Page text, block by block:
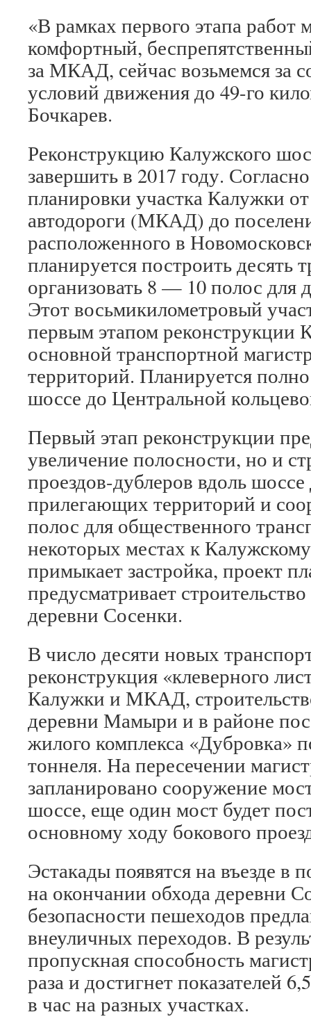
«В рамках первого этапа работ
комфортный,
за МКАД, сейчас возьмемся за
условий движения до 49-го
Бочкарев.
Реконструкцию Калужского
завершить в 2017 году.
планировки участка Калужки
автодороги (МКАД) до
расположенного в
планируется построить десять
организовать 8 — 10 полос для
Этот восьмикилометровый
первым этапом реконструкции
основной транспортной
территорий. Планируется
шоссе до Центральной
Первый этап реконструкции
увеличение полосности, но и
проездов-дублеров вдоль
прилегающих территорий и
полос для общественного
некоторых местах к
примыкает застройка, проект
предусматривает
деревни Сосенки.
В число десяти новых
реконструкция «клеверного
Калужки и МКАД,
деревни Мамыри и в районе
жилого комплекса «Дубровка»
тоннеля. На пересечении
запланировано сооружение
шоссе, еще один мост будет
основному ходу бокового
Эстакады появятся на въезде в
на окончании обхода деревни
безопасности пешеходов
внеуличных переходов. В
пропускная способность
раза и достигнет показателей
в час на разных участках.